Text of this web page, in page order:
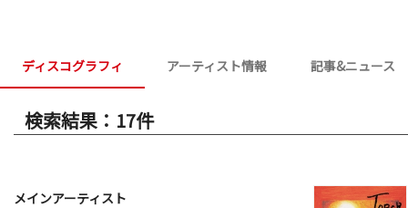
ディスコグラフィ アーティスト情報 記事&ニュース
検索結果：17件
メインアーティスト